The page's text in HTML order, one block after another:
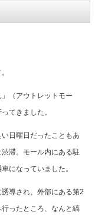
（アウトレットモー
てきました。
い日曜日だったこともあ
渋滞。モール内にある駐
になっていました。
導され、外部にある第2
行ったところ、なんと縞